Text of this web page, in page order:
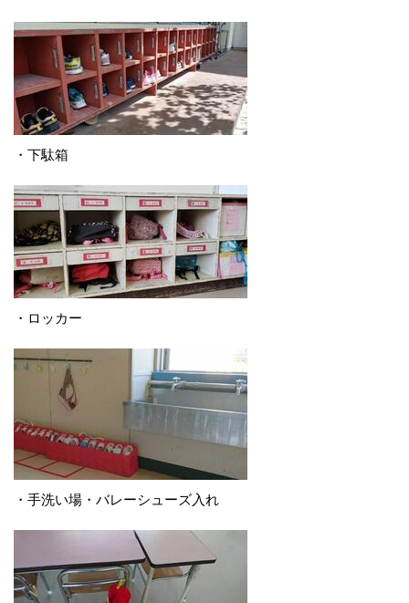
・下駄箱
・ロッカー
・手洗い場・バレーシューズ入れ